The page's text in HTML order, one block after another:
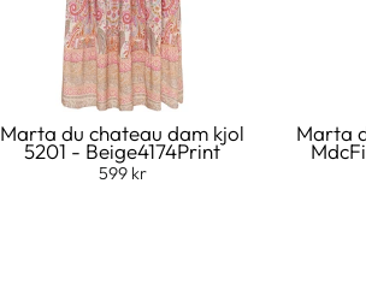
Marta du chateau dam kjol
5201 - Beige4174Print
599 kr
Marta